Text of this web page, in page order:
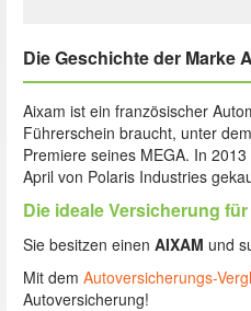
Die Geschichte der Marke
Aixam ist ein französischer
Führerschein braucht, unter
Premiere seines MEGA. In
April von Polaris Industries
Die ideale Versicherung
Sie besitzen einen AIXAM und
Mit dem Autoversicherungs-
Autoversicherung!